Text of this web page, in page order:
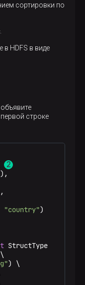
сортировки по
HDFS в виде
строке
),
"country")
StructType
) \